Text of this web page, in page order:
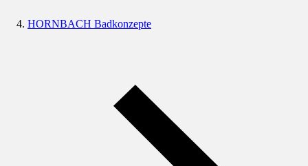
HORNBACH Badkonzepte